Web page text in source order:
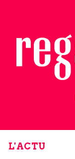
L'ACTU